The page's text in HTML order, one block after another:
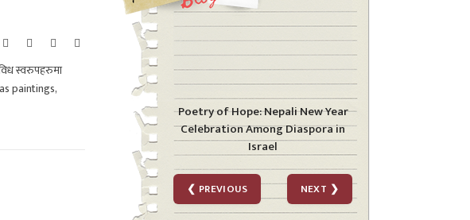
Facebook Instagram
स्वरुपहरुमा
paintings,
Mental Strain Grows among
Nepali Workers in Israel during
War
❮ PREVIOUS NEXT ❯